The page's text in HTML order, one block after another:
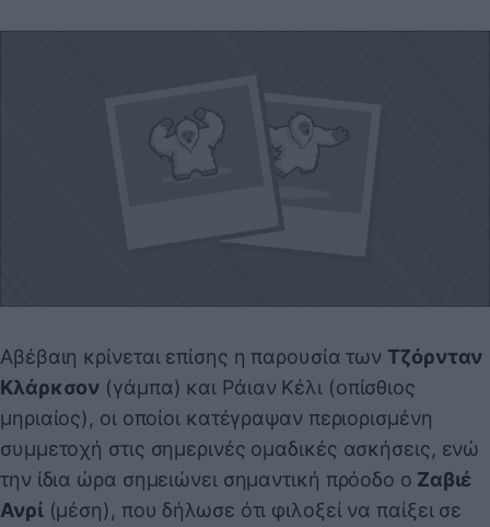
Αβέβαιη κρίνεται επίσης η παρουσία των Τζόρνταν
Κλάρκσον (γάμπα) και Ράιαν Κέλι (οπίσθιος
μηριαίος), οι οποίοι κατέγραψαν περιορισμένη
συμμετοχή στις σημερινές ομαδικές ασκήσεις, ενώ
την ίδια ώρα σημειώνει σημαντική πρόοδο ο Ζαβιέ
Ανρί(μέση), που δήλωσε ότι φιλοξεί να παίξει σε